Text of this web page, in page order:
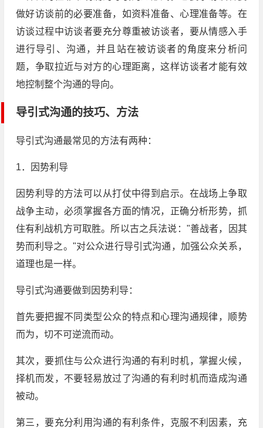
做好访谈前的必要准备，如资料准备、心理准备等。在
访谈过程中访谈者要充分尊重被访谈者，要从情感入手
进行导引、沟通，并且站在被访谈者的角度来分析问
题，争取拉近与对方的心理距离，这样访谈者才能有效
地控制整个沟通的导向。
导引式沟通的技巧、方法
导引式沟通最常见的方法有两种：
1．因势利导
因势利导的方法可以从打仗中得到启示。在战场上争取
战争主动，必须掌握各方面的情况，正确分析形势，抓
住有利战机方可取胜。所以古之兵法说："善战者，因其
势而利导之。"对公众进行导引式沟通，加强公众关系，
道理也是一样。
导引式沟通要做到因势利导：
首先要把握不同类型公众的特点和心理沟通规律，顺势
而为，切不可逆流而动。
其次，要抓住与公众进行沟通的有利时机，掌握火候，
择机而发，不要轻易放过了沟通的有利时机而造成沟通
被动。
第三，要充分利用沟通的有利条件，克服不利因素，充